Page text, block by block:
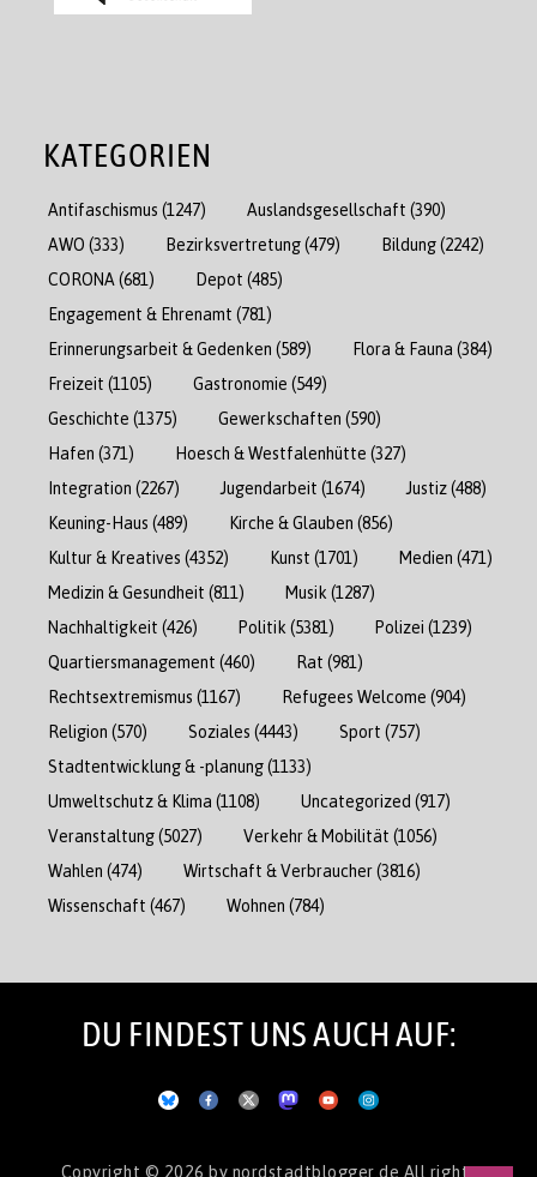
KATEGORIEN
Antifaschismus (1247) Auslandsgesellschaft (390)
AWO (333) Bezirksvertretung(479) Bildung(2242)
CORONA (681) Depot (485)
Engagement & Ehrenamt (781)
Erinnerungsarbeit & Gedenken (589) Flora & Fauna (384)
Freizeit (1105) Gastronomie (549)
Geschichte (1375) Gewerkschaften (590)
Hafen (371) Hoesch & Westfalenhütte (327)
Integration (2267) Jugendarbeit (1674) Justiz(488)
Keuning-Haus (489) Kirche & Glauben (856)
Kultur & Kreatives (4352) Kunst (1701) Medien (471)
Medizin & Gesundheit (811) Musik (1287)
Nachhaltigkeit (426) Politik (5381) Polizei (1239)
Quartiersmanagement (460) Rat (981)
Rechtsextremismus (1167) Refugees Welcome (904)
Religion (570) Soziales (4443) Sport (757)
Stadtentwicklung & -planung(1133)
Umweltschutz & Klima (1108) Uncategorized (917)
Veranstaltung(5027) Verkehr & Mobilität (1056)
Wahlen (474) Wirtschaft & Verbraucher(3816)
Wissenschaft (467) Wohnen (784)
DU FINDEST UNS AUCH AUF:
Copyright © 2026 by nordstadtblogger.de All rights